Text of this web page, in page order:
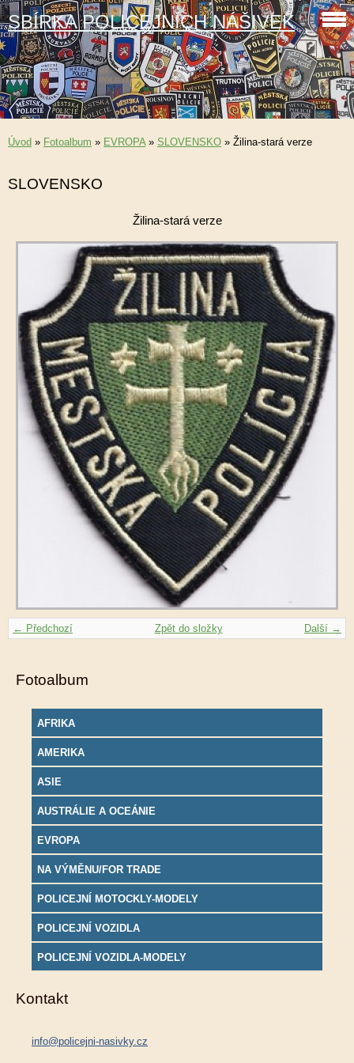
SBÍRKA POLICEJNÍCH NÁŠIVEK
Úvod » Fotoalbum » EVROPA» SLOVENSKO » Žilina-stará verze
SLOVENSKO
Žilina-stará verze
← Předchozí Další →
Zpět do složky
Fotoalbum
AFRIKA
AMERIKA
ASIE
AUSTRÁLIE A OCEÁNIE
EVROPA
NA VÝMĚNU/FOR TRADE
POLICEJNÍ MOTOCKLY-MODELY
POLICEJNÍ VOZIDLA
POLICEJNÍ VOZIDLA-MODELY
Kontakt
info@policejni-nasivky.cz